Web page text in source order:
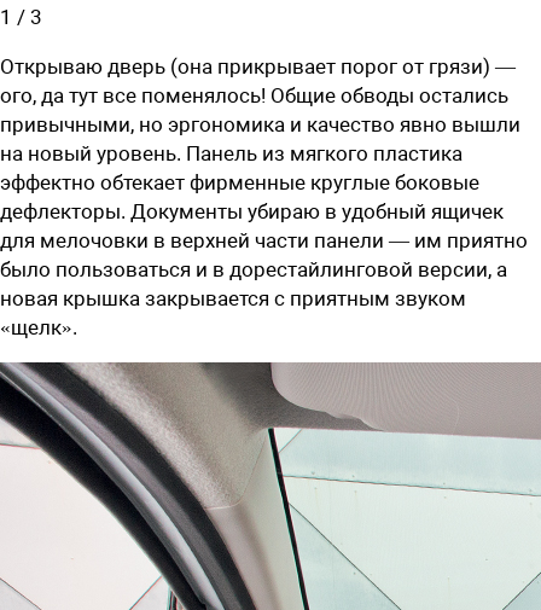
1 / 3
Открываю дверь (она прикрывает порог от грязи) —
ого, да тут все поменялось! Общие обводы остались
привычными, но эргономика и качество явно вышли
на новый уровень. Панель из мягкого пластика
эффектно обтекает фирменные круглые боковые
дефлекторы. Документы убираю в удобный ящичек
для мелочовки в верхней части панели — им приятно
было пользоваться и в дорестайлинговой версии, а
новая крышка закрывается с приятным звуком
«щелк».